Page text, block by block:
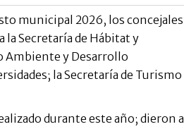
municipal 2026, los concejales
la Secretaría de Hábitat y
Ambiente y Desarrollo
la Secretaría de Turismo
durante este año; dieron a